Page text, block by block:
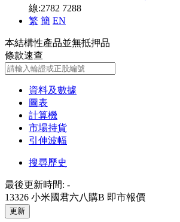
線:2782 7288
繁 簡 EN
本結構性產品並無抵押品
條款速查
資料及數據
圖表
計算機
市場持貨
引伸波幅
搜尋歷史
最後更新時間: -
13326 小米國君六八購B 即市報價
更新